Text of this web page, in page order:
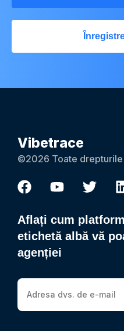
Vibetrace
©2026 Toate
Aflați cum
etichetă albă vă
agenției